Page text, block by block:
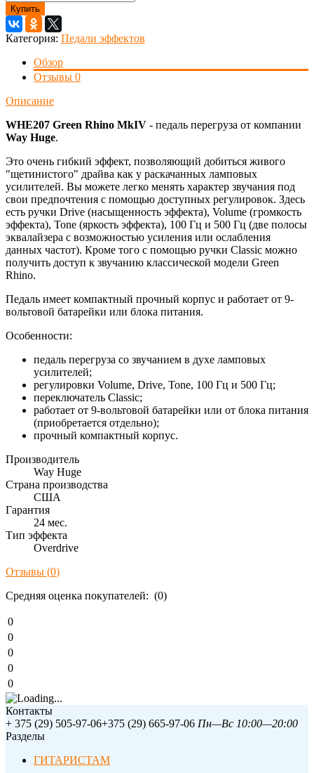
Купить
Категория: Педали эффектов
Обзор
Отзывы 0
Описание
WHE207 Green Rhino MkIV - педаль перегруза от компании
Way Huge.
Это очень гибкий эффект, позволяющий добиться живого
"щетинистого" драйва как у раскачанных ламповых
усилителей. Вы можете легко менять характер звучания под
свои предпочтения с помощью доступных регулировок. Здесь
есть ручки Drive (насыщенность эффекта), Volume (громкость
эффекта), Tone (яркость эффекта), 100 Гц и 500 Гц (две полосы
эквалайзера с возможностью усиления или ослабления
данных частот). Кроме того с помощью ручки Classic можно
получить доступ к звучанию классической модели Green
Rhino.
Педаль имеет компактный прочный корпус и работает от 9-
вольтовой батарейки или блока питания.
Особенности:
педаль перегруза со звучанием в духе ламповых
усилителей;
регулировки Volume, Drive, Tone, 100 Гц и 500 Гц;
переключатель Classic;
работает от 9-вольтовой батарейки или от блока питания
(приобретается отдельно);
прочный компактный корпус.
Производитель
Way Huge
Страна производства
США
Гарантия
24 мес.
Тип эффекта
Overdrive
Отзывы (0)
Средняя оценка покупателей: (0)
0
0
0
0
0
Контакты
+ 375 (29) 505-97-06+375 (29) 665-97-06 Пн—Вс 10:00—20:00
Разделы
ГИТАРИСТАМ